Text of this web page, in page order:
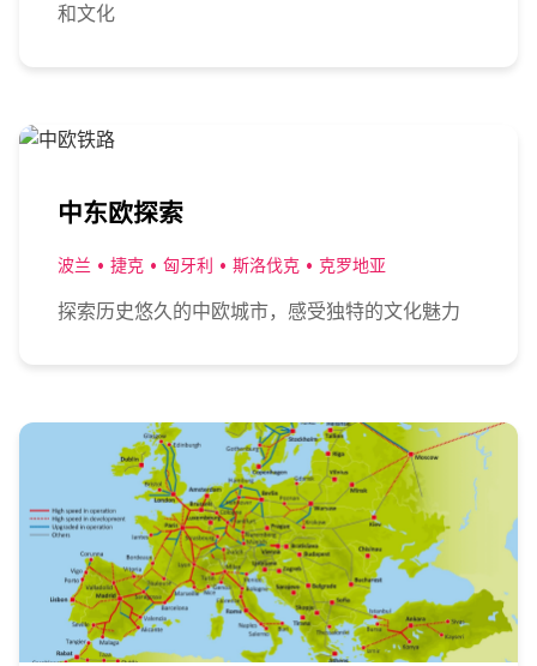
和文化
中东欧探索
波兰 • 捷克 • 匈牙利 • 斯洛伐克 • 克罗地亚
探索历史悠久的中欧城市，感受独特的文化魅力